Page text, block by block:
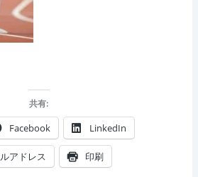
共有:
Facebook LinkedIn
アドレス 印刷